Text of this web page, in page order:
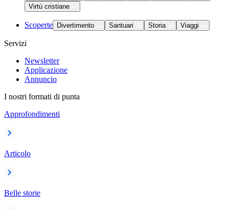
Virtù cristiane
Scoperte Divertimento Santuari Storia Viaggi
Servizi
Newsletter
Applicazione
Annuncio
I nostri formati di punta
Approfondimenti
Articolo
Belle storie